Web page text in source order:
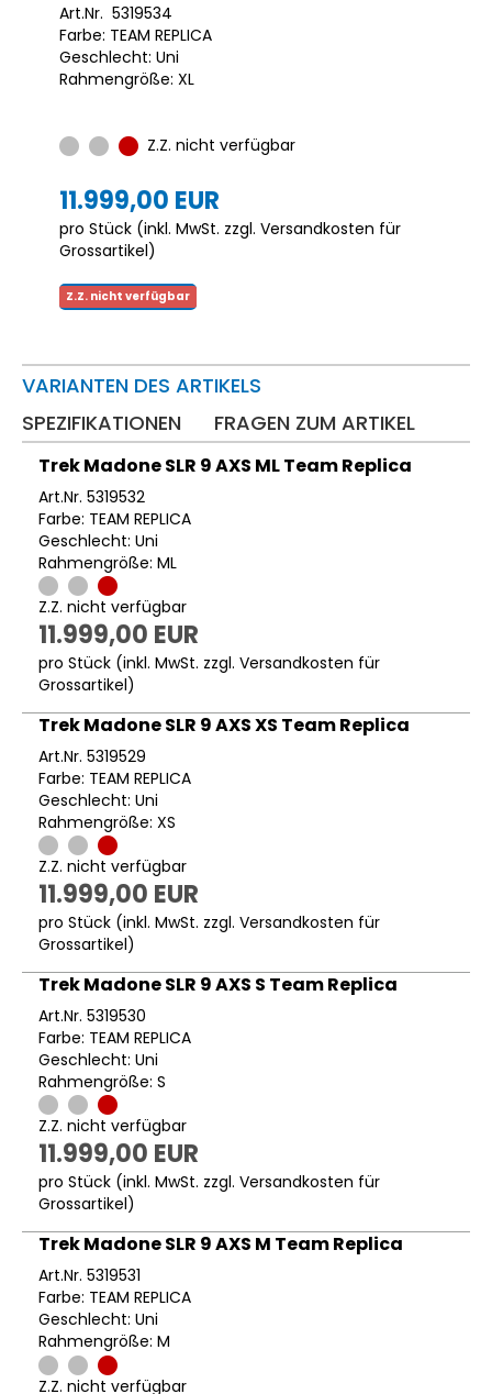
Art.Nr. 5319534
Farbe: TEAM REPLICA
Geschlecht: Uni
Rahmengröße: XL
Z.Z. nicht verfügbar
11.999,00 EUR
pro Stück (inkl. MwSt. zzgl. Versandkosten für
Grossartikel)
Z.Z. nicht verfügbar
VARIANTEN DES ARTIKELS
SPEZIFIKATIONEN
FRAGEN ZUM ARTIKEL
Trek Madone SLR 9 AXS ML Team Replica
Art.Nr. 5319532
Farbe: TEAM REPLICA
Geschlecht: Uni
Rahmengröße: ML
Z.Z. nicht verfügbar
11.999,00 EUR
pro Stück (inkl. MwSt. zzgl. Versandkosten für
Grossartikel)
Trek Madone SLR 9 AXS XS Team Replica
Art.Nr. 5319529
Farbe: TEAM REPLICA
Geschlecht: Uni
Rahmengröße: XS
Z.Z. nicht verfügbar
11.999,00 EUR
pro Stück (inkl. MwSt. zzgl. Versandkosten für
Grossartikel)
Trek Madone SLR 9 AXS S Team Replica
Art.Nr. 5319530
Farbe: TEAM REPLICA
Geschlecht: Uni
Rahmengröße: S
Z.Z. nicht verfügbar
11.999,00 EUR
pro Stück (inkl. MwSt. zzgl. Versandkosten für
Grossartikel)
Trek Madone SLR 9 AXS M Team Replica
Art.Nr. 5319531
Farbe: TEAM REPLICA
Geschlecht: Uni
Rahmengröße: M
Z.Z. nicht verfügbar